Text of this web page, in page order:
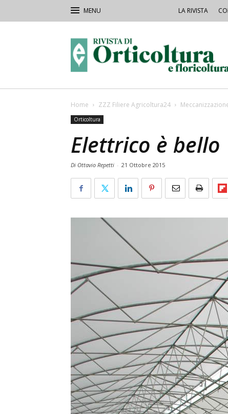
LA RIVISTA
Orticoltura
Home ZZZ Filiere Agricoltura24
Orticoltura
Elettrico è bello
Di Ottavio Repetti - 21 Ottobre 2015